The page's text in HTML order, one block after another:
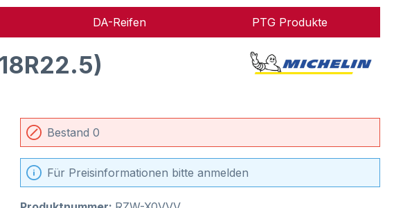
DA-Reifen PTG Produkte
Bestand 0
Für Preisinformationen bitte anmelden